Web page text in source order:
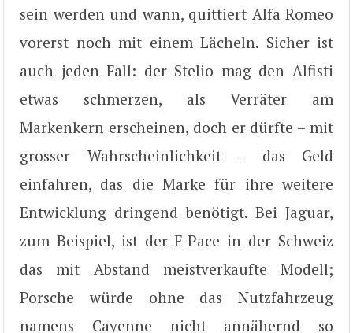
sein werden und wann, quittiert Alfa Romeo
vorerst noch mit einem Lächeln. Sicher ist
auch jeden Fall: der Stelio mag den Alfisti
etwas schmerzen, als Verräter am
Markenkern erscheinen, doch er dürfte – mit
grosser Wahrscheinlichkeit – das Geld
einfahren, das die Marke für ihre weitere
Entwicklung dringend benötigt. Bei Jaguar,
zum Beispiel, ist der F-Pace in der Schweiz
das mit Abstand meistverkaufte Modell;
Porsche würde ohne das Nutzfahrzeug
namens Cayenne nicht annähernd so